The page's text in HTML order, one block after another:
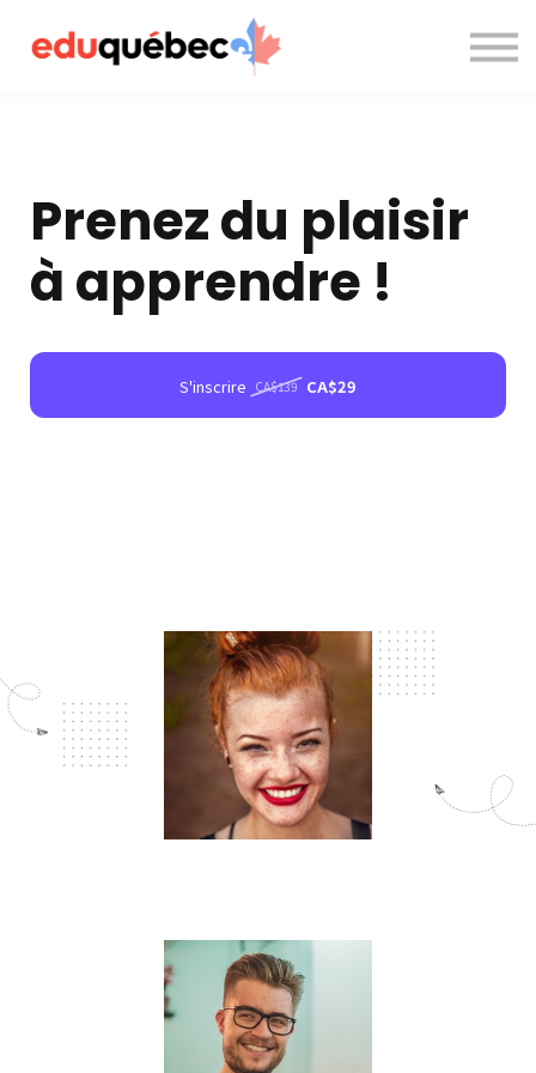
A propos de nous
Nous contacter
Prenez du plaisir
à apprendre !
S'inscrire CA$139 CA$29